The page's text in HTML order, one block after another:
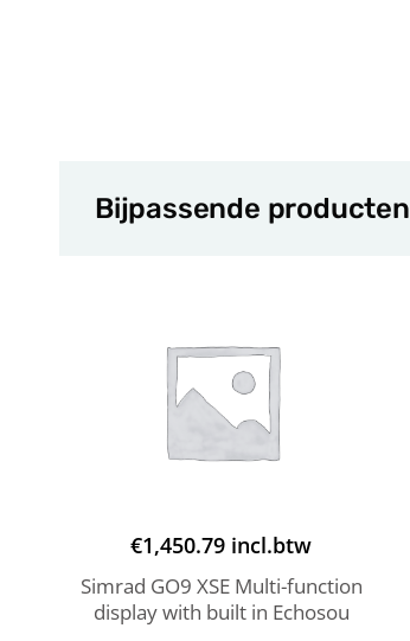
Bijpassende producten
€1,450.79 incl.btw
Simrad GO9 XSE Multi-function
display with built in Echosou